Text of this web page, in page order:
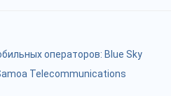
операторов: Blue Sky
Telecommunications